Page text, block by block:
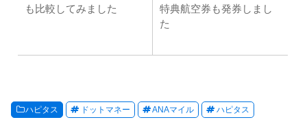
も比較してみました
特典航空券も発券しまし
た
ハピタス ドットマネー ANAマイル ハピタス